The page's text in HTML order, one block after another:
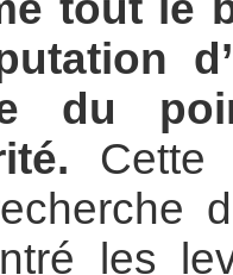
du
Cette
les